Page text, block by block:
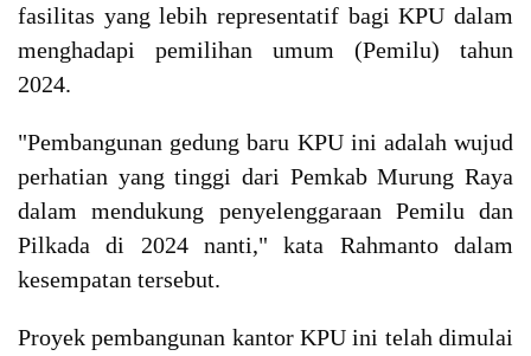
fasilitas yang lebih representatif bagi KPU dalam
menghadapi pemilihan umum (Pemilu) tahun
2024.
"Pembangunan gedung baru KPU ini adalah wujud
perhatian yang tinggi dari Pemkab Murung Raya
dalam mendukung penyelenggaraan Pemilu dan
Pilkada di 2024 nanti," kata Rahmanto dalam
kesempatan tersebut.
Proyek pembangunan kantor KPU ini telah dimulai